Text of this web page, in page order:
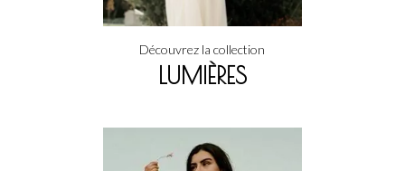
Découvrez la collection
LUMIÈRES